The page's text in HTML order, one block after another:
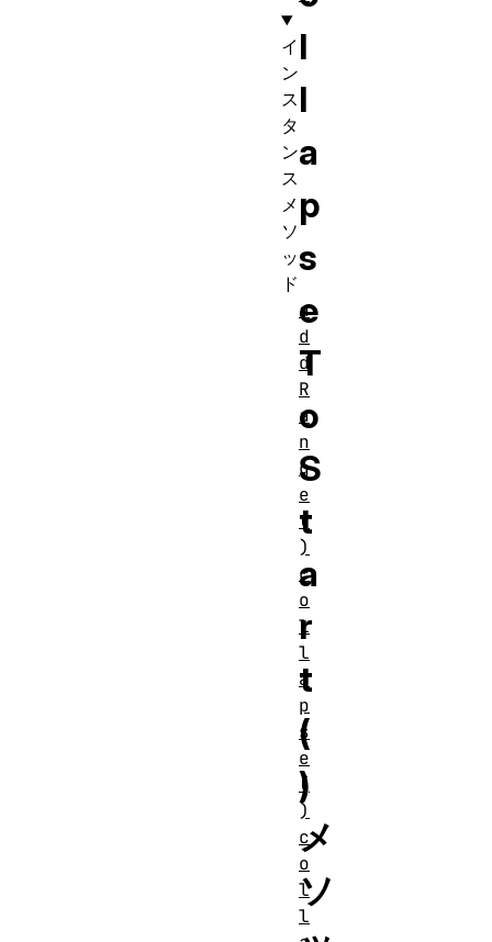
l
l
a
p
s
e
T
o
S
t
a
r
t
(
)
メ
ソ
イ
ン
ス
タ
ン
ス
メ
ソ
ッ
ド
a
d
d
R
a
n
g
e
(
)
c
o
l
l
a
p
s
e
(
)
c
o
l
l